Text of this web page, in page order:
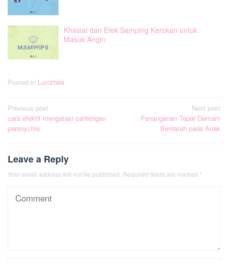
Khasiat dan Efek Samping Kerokan untuk
Masuk Angin
Posted in Luvizhea
Post
navigation
Previous post
cara efektif mengatasi cantengan
paronychia
Next post
Penanganan Tepat Demam
Berdarah pada Anak
Leave a Reply
Your email address will not be published. Required fields are marked *